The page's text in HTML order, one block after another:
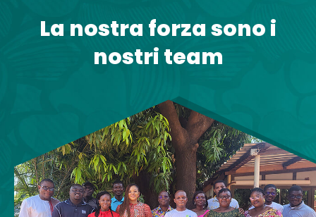
La nostra forza sono i
nostri team